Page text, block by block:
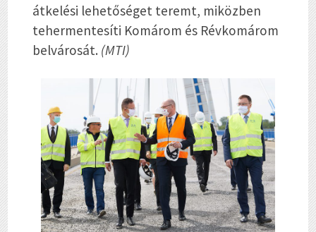
átkelési lehetőséget teremt, miközben
tehermentesíti Komárom és Révkomárom
belvárosát. (MTI)